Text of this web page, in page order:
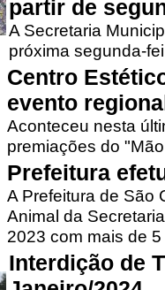
partir de
A Secretaria
próxima segunda-
Centro
evento
Aconteceu nesta
premiações do
Prefeitura
A Prefeitura de São
Animal da
2023 com mais de 5
Interdição de